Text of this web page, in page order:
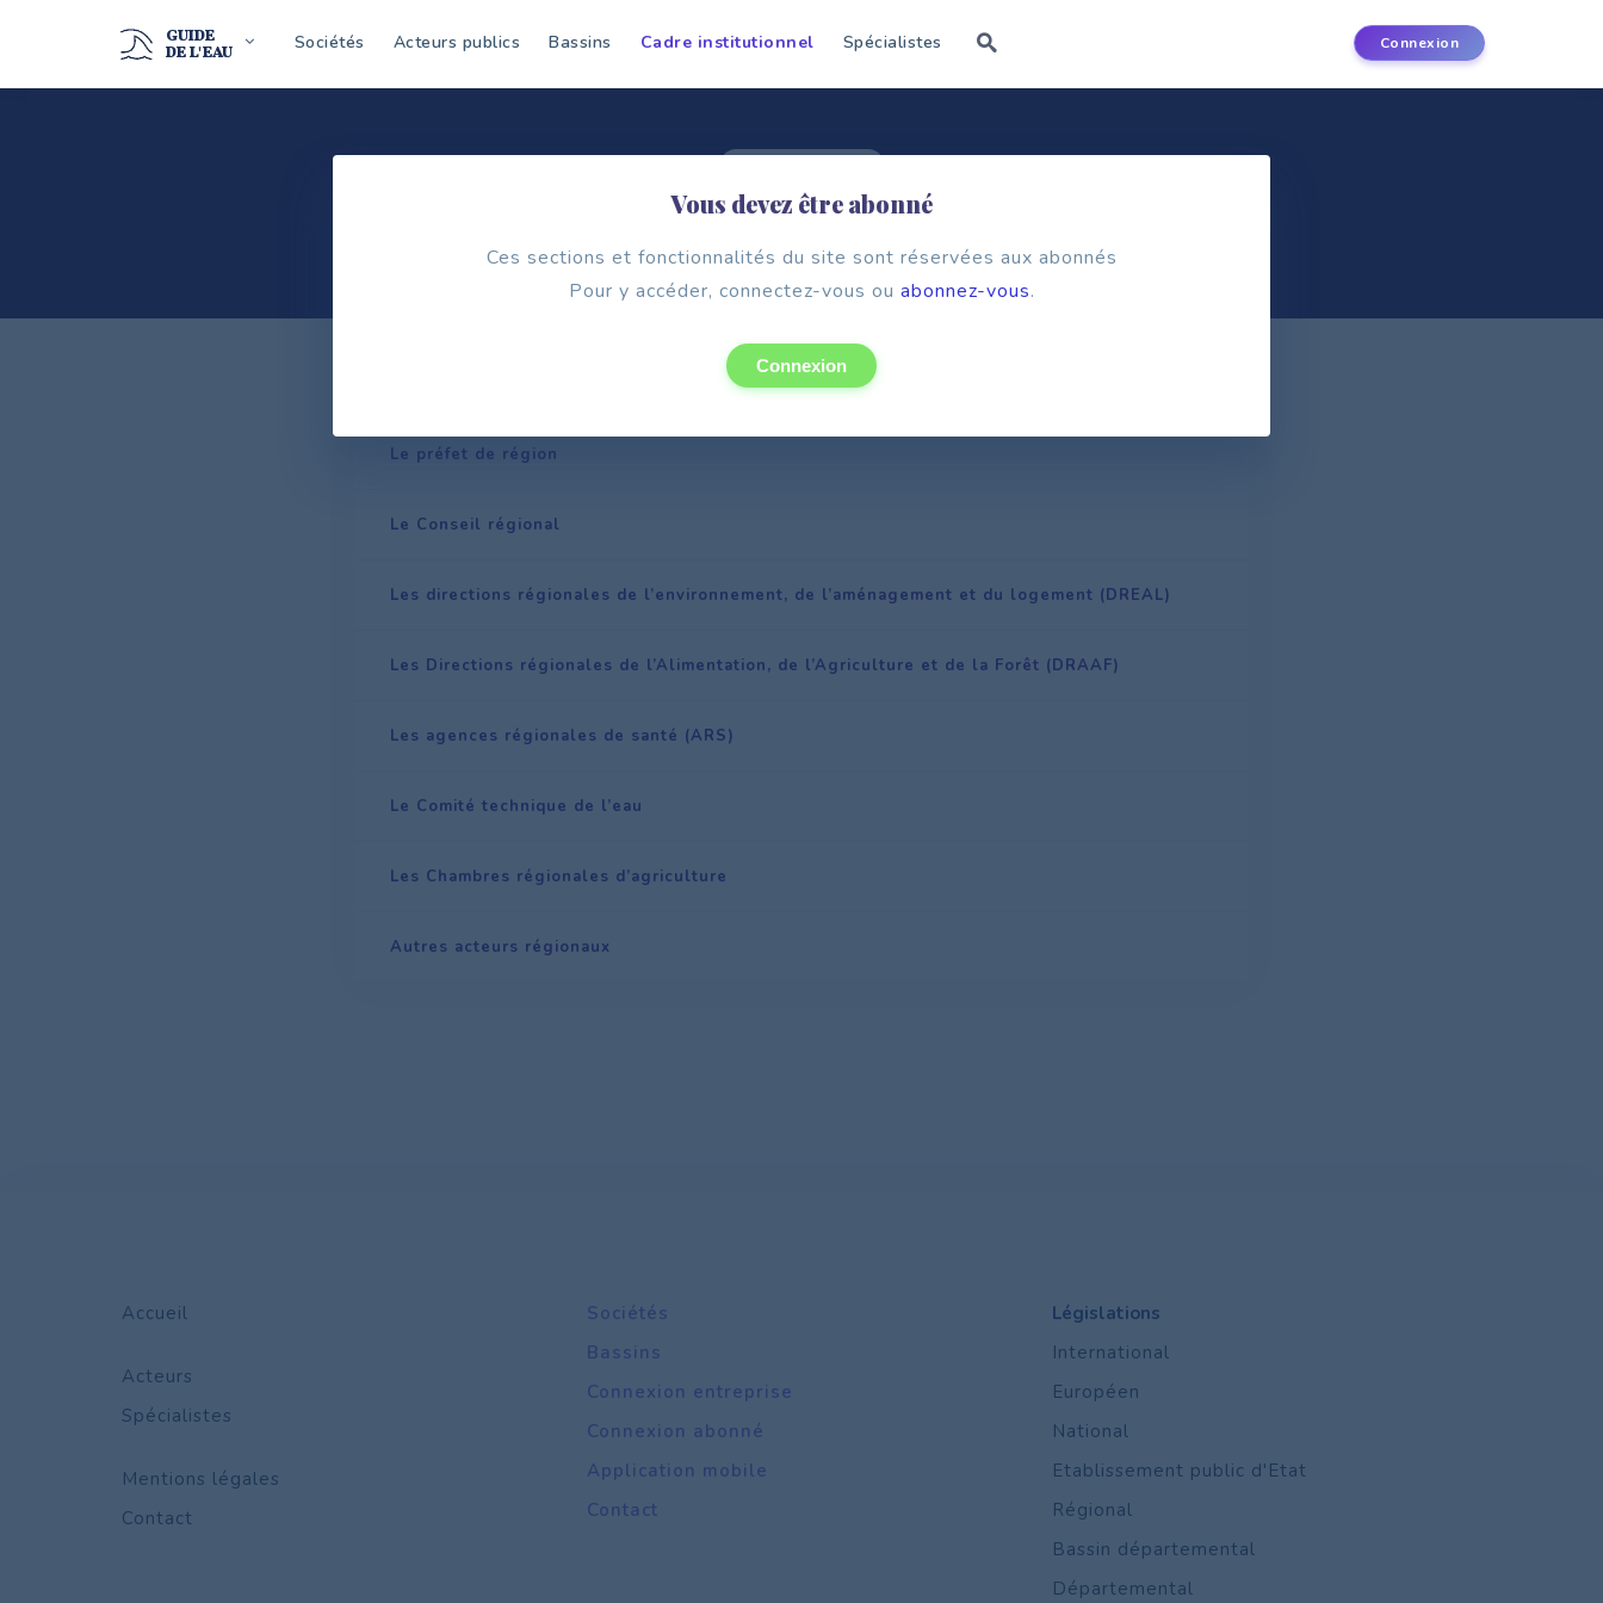
Vous devez être abonné
Ces sections et fonctionnalités du site sont réservées aux abonnés
Pour y accéder, connectez-vous ou abonnez-vous.
Connexion
GUIDE
DE L'EAU Sociétés Acteurs publics Bassins Cadre institutionnel Spécialistes Connexion
AU NIVEAU REGIONAL
Le préfet de région
Le Conseil régional
Les directions régionales de l’environnement, de l’aménagement et du logement (DREAL)
Les Directions régionales de l’Alimentation, de l’Agriculture et de la Forêt (DRAAF)
Les agences régionales de santé (ARS)
Le Comité technique de l’eau
Les Chambres régionales d’agriculture
Autres acteurs régionaux
Accueil
Acteurs
Spécialistes
Mentions légales
Contact
Sociétés
Bassins
Connexion entreprise
Connexion abonné
Application mobile
Contact
Législations
International
Européen
National
Etablissement public d'Etat
Régional
Bassin départemental
Départemental